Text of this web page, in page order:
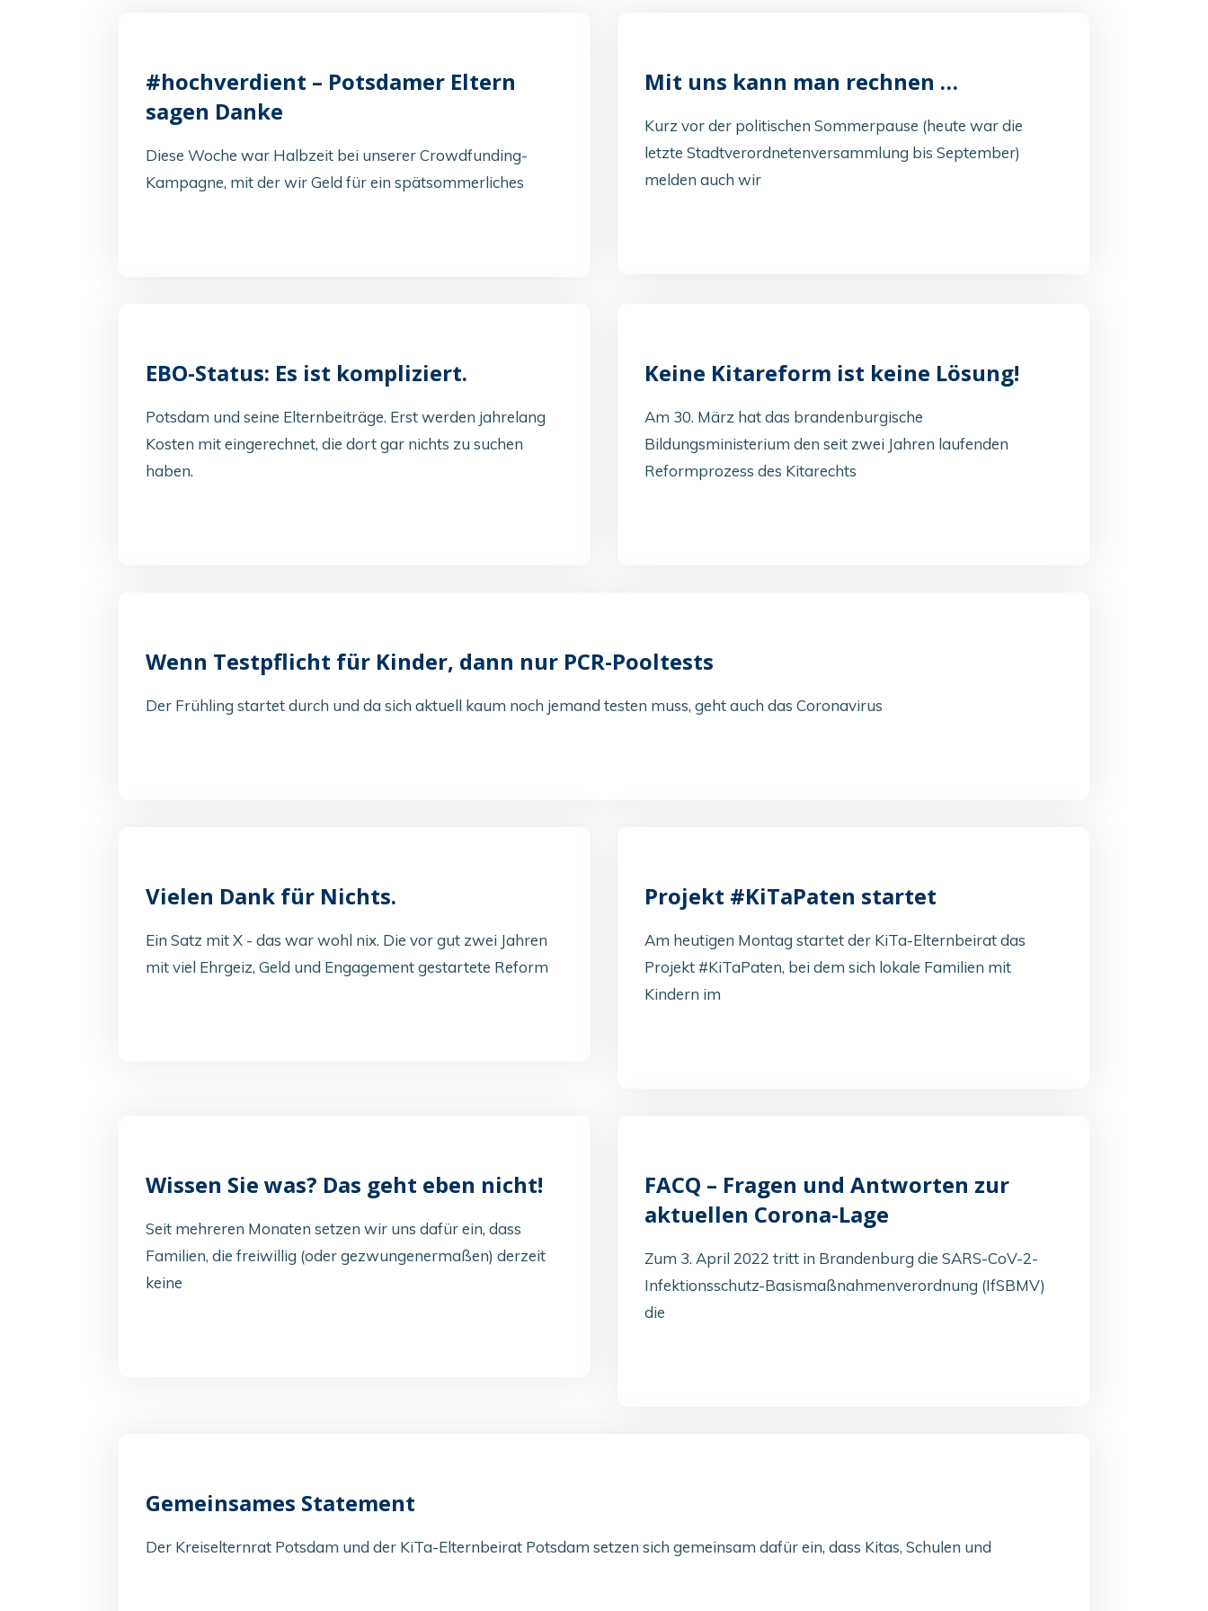
#hochverdient – Potsdamer Eltern
sagen Danke
Diese Woche war Halbzeit bei unserer Crowdfunding-
Kampagne, mit der wir Geld für ein spätsommerliches
Mit uns kann man rechnen …
Kurz vor der politischen Sommerpause (heute war die
letzte Stadtverordnetenversammlung bis September)
melden auch wir
EBO-Status: Es ist kompliziert.
Potsdam und seine Elternbeiträge. Erst werden jahrelang
Kosten mit eingerechnet, die dort gar nichts zu suchen
haben.
Keine Kitareform ist keine Lösung!
Am 30. März hat das brandenburgische
Bildungsministerium den seit zwei Jahren laufenden
Reformprozess des Kitarechts
Wenn Testpflicht für Kinder, dann nur PCR-Pooltests
Der Frühling startet durch und da sich aktuell kaum noch jemand testen muss, geht auch das Coronavirus
Vielen Dank für Nichts.
Ein Satz mit X - das war wohl nix. Die vor gut zwei Jahren
mit viel Ehrgeiz, Geld und Engagement gestartete Reform
Projekt #KiTaPaten startet
Am heutigen Montag startet der KiTa-Elternbeirat das
Projekt #KiTaPaten, bei dem sich lokale Familien mit
Kindern im
Wissen Sie was? Das geht eben nicht!
Seit mehreren Monaten setzen wir uns dafür ein, dass
Familien, die freiwillig (oder gezwungenermaßen) derzeit
keine
FACQ – Fragen und Antworten zur
aktuellen Corona-Lage
Zum 3. April 2022 tritt in Brandenburg die SARS-CoV-2-
Infektionsschutz-Basismaßnahmenverordnung (IfSBMV)
die
Gemeinsames Statement
Der Kreiselternrat Potsdam und der KiTa-Elternbeirat Potsdam setzen sich gemeinsam dafür ein, dass Kitas, Schulen und